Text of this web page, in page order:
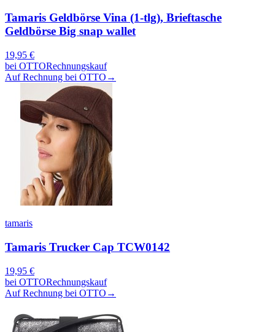
Tamaris Geldbörse Vina (1-tlg), Brieftasche
Geldbörse Big snap wallet
19,95 €
bei OTTORechnungskauf
Auf Rechnung bei OTTO →
tamaris
Tamaris Trucker Cap TCW0142
19,95 €
bei OTTORechnungskauf
Auf Rechnung bei OTTO →